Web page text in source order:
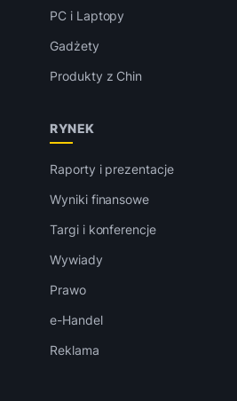
PC i Laptopy
Gadżety
Produkty z Chin
RYNEK
Raporty i prezentacje
Wyniki finansowe
Targi i konferencje
Wywiady
Prawo
e-Handel
Reklama